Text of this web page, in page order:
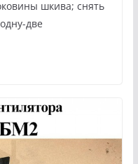
шкива; снять
две